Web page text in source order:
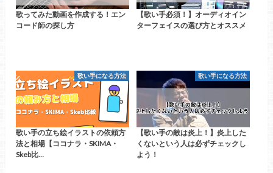
歌ってみた動画を作成する！エン
コード師の探し方
【歌い手必須！】オーディオイン
ターフェイスの選び方とオススメ
歌い手になる方法
歌い手の立ち絵イラストの依頼方
法と相場【ココナラ・SKIMA・
Skeb比…
歌い手になる方法
【歌い手の敵は炎上！】炎上した
くないという人は必ずチェックし
よう！